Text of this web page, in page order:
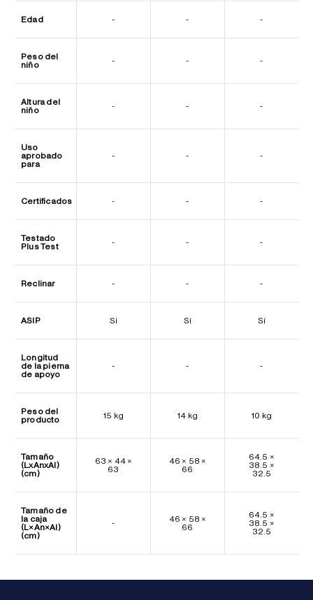
Edad - - -
Peso del
niño
- - -
Altura del
niño
- - -
Uso
aprobado
para
- - -
Certificados - - -
Testado
Plus Test
- - -
Reclinar - - -
ASIP Sí Sí Sí
Longitud
de la pierna
de apoyo
- - -
Peso del
producto
15 kg 14 kg 10 kg
Tamaño
(LxAnxAl)
(cm)
63 × 44 ×
63
46 × 58 ×
66
64.5 ×
38.5 ×
32.5
Tamaño de
la caja
(L×An×Al)
(cm)
-
46 × 58 ×
66
64.5 ×
38.5 ×
32.5